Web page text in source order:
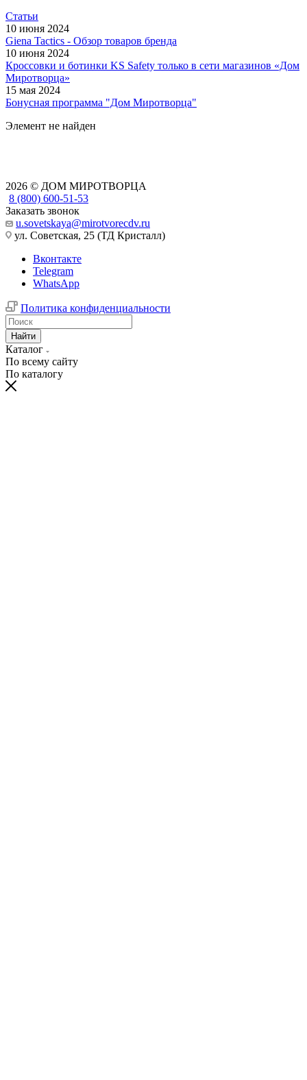
Статьи
10 июня 2024
Giena Tactics - Обзор товаров бренда
10 июня 2024
Кроссовки и ботинки KS Safety только в сети магазинов «Дом
Миротворца»
15 мая 2024
Бонусная программа "Дом Миротворца"
Элемент не найден
2026 © ДОМ МИРОТВОРЦА
8 (800) 600-51-53
Заказать звонок
u.sovetskaya@mirotvorecdv.ru
ул. Советская, 25 (ТД Кристалл)
Вконтакте
Telegram
WhatsApp
Политика конфиденциальности
Найти
Каталог
По всему сайту
По каталогу